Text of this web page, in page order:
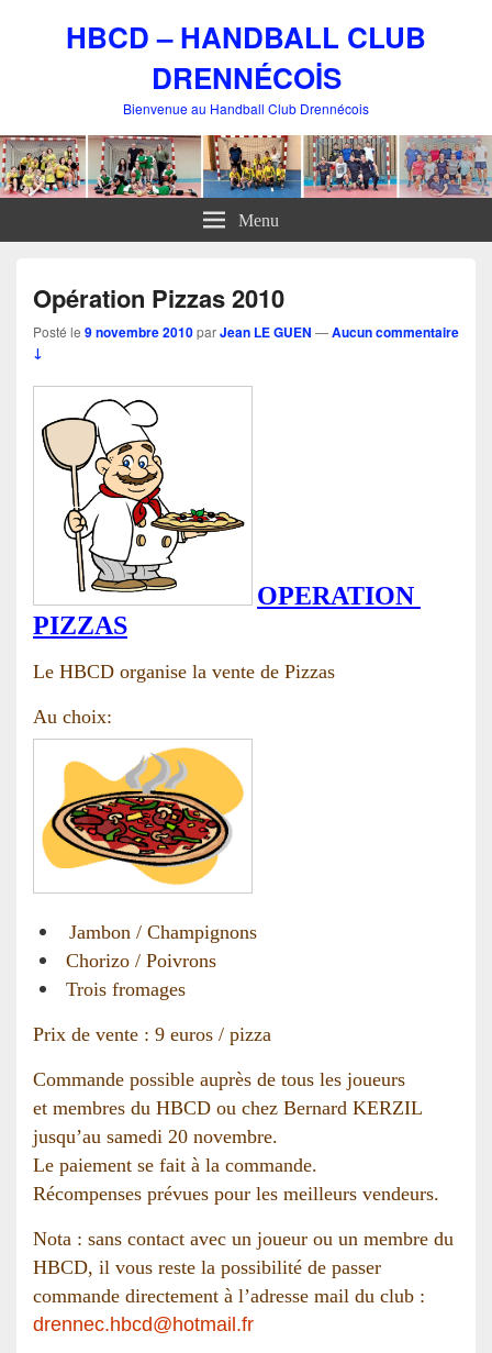
HBCD – HANDBALL CLUB
DRENNÉCOİS
Bienvenue au Handball Club Drennécois
Menu
Opération Pizzas 2010
Posté le 9 novembre 2010parJean LE GUEN —Aucun commentaire
↓
OPERATION
PIZZAS
Le HBCD organise la vente de Pizzas
Au choix:
Jambon / Champignons
Chorizo / Poivrons
Trois fromages
Prix de vente : 9 euros / pizza
Commande possible auprès de tous les joueurs
et membres du HBCD ou chez Bernard KERZIL
jusqu’au samedi 20 novembre.
Le paiement se fait à la commande.
Récompenses prévues pour les meilleurs vendeurs.
Nota : sans contact avec un joueur ou un membre du
HBCD, il vous reste la possibilité de passer
commande directement à l’adresse mail du club :
drennec.hbcd@hotmail.fr